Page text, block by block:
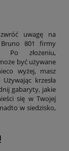
uwagę na
Bruno 801 firmy
Po złożeniu,
być używane
wyżej, masz
krzesła
gabaryty, jakie
się w Twojej
w siedzisko,